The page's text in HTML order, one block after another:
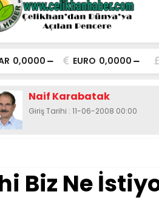
0,0000 EURO 0,0000
Naif Karabatak
Giriş Tarihi : 11-06-2008 00:00
Biz Ne